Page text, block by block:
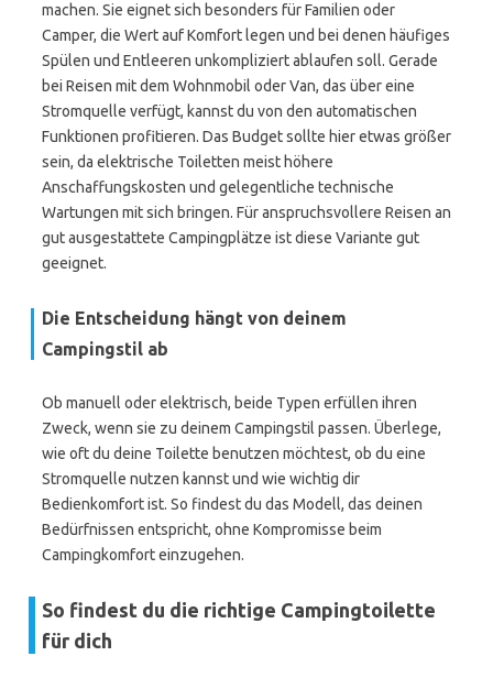
machen. Sie eignet sich besonders für Familien oder
Camper, die Wert auf Komfort legen und bei denen häufiges
Spülen und Entleeren unkompliziert ablaufen soll. Gerade
bei Reisen mit dem Wohnmobil oder Van, das über eine
Stromquelle verfügt, kannst du von den automatischen
Funktionen profitieren. Das Budget sollte hier etwas größer
sein, da elektrische Toiletten meist höhere
Anschaffungskosten und gelegentliche technische
Wartungen mit sich bringen. Für anspruchsvollere Reisen an
gut ausgestattete Campingplätze ist diese Variante gut
geeignet.
Die Entscheidung hängt von deinem
Campingstil ab
Ob manuell oder elektrisch, beide Typen erfüllen ihren
Zweck, wenn sie zu deinem Campingstil passen. Überlege,
wie oft du deine Toilette benutzen möchtest, ob du eine
Stromquelle nutzen kannst und wie wichtig dir
Bedienkomfort ist. So findest du das Modell, das deinen
Bedürfnissen entspricht, ohne Kompromisse beim
Campingkomfort einzugehen.
So findest du die richtige Campingtoilette
für dich